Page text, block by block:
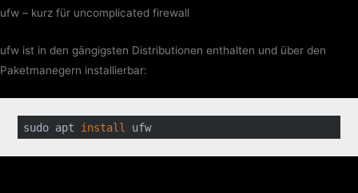
ufw – kurz für uncomplicated firewall
ufw ist in den gängigsten Distributionen enthalten und über den
Paketmanegern installierbar:
sudo apt install ufw